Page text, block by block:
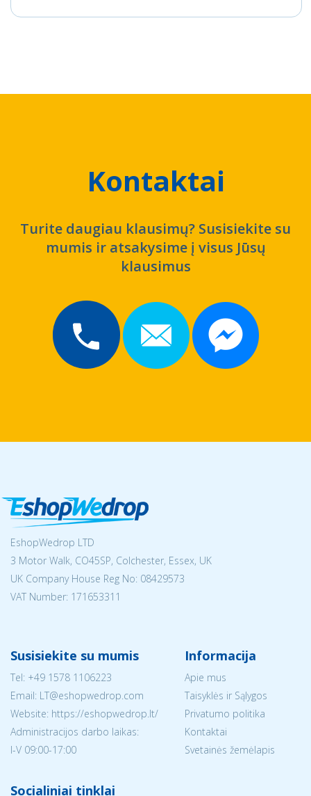
Kontaktai
Turite daugiau klausimų? Susisiekite su
mumis ir atsakysime į visus Jūsų
klausimus
EshopWedrop LTD
3 Motor Walk, CO45SP, Colchester, Essex, UK
UK Company House Reg No: 08429573
VAT Number: 171653311
Susisiekite su mumis
Tel: +49 1578 1106223
Email: LT@eshopwedrop.com
Website: https://eshopwedrop.lt/
Administracijos darbo laikas:
I-V 09:00-17:00
Informacija
Apie mus
Taisyklės ir Sąlygos
Privatumo politika
Kontaktai
Svetainės žemėlapis
Socialiniai tinklai